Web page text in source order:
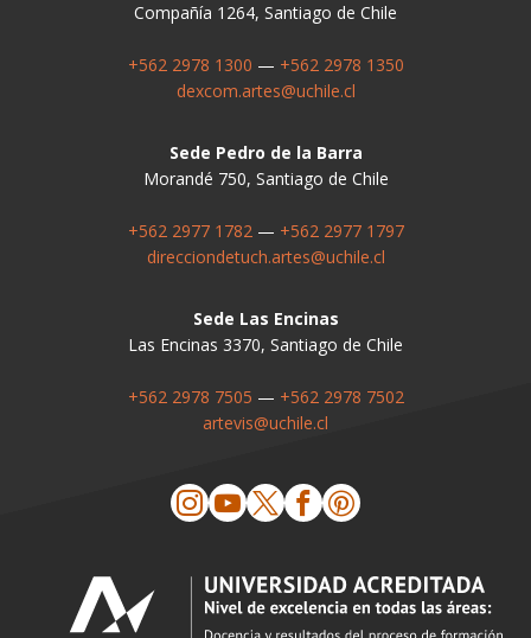
Compañía 1264, Santiago de Chile
+562 2978 1300 — +562 2978 1350
dexcom.artes@uchile.cl
Sede Pedro de la Barra
Morandé 750, Santiago de Chile
+562 2977 1782— +562 2977 1797
direcciondetuch.artes@uchile.cl
Sede Las Encinas
Las Encinas 3370, Santiago de Chile
+562 2978 7505 — +562 2978 7502
artevis@uchile.cl